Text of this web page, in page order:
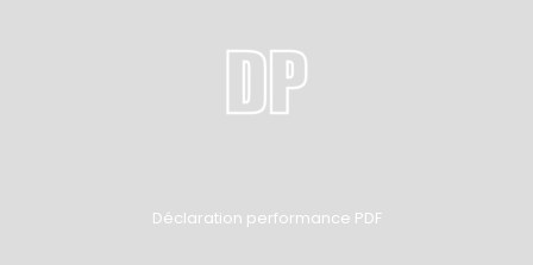
Déclaration performance PDF